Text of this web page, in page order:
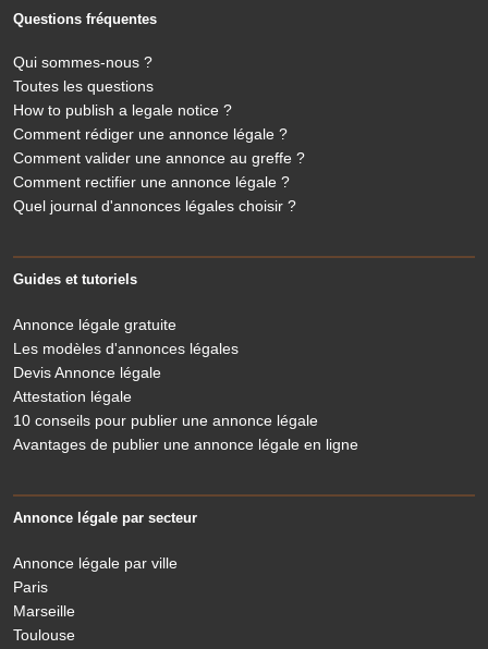
Questions fréquentes
Qui sommes-nous ?
Toutes les questions
How to publish a legale notice ?
Comment rédiger une annonce légale ?
Comment valider une annonce au greffe ?
Comment rectifier une annonce légale ?
Quel journal d'annonces légales choisir ?
Guides et tutoriels
Annonce légale gratuite
Les modèles d'annonces légales
Devis Annonce légale
Attestation légale
10 conseils pour publier une annonce légale
Avantages de publier une annonce légale en ligne
Annonce légale par secteur
Annonce légale par ville
Paris
Marseille
Toulouse